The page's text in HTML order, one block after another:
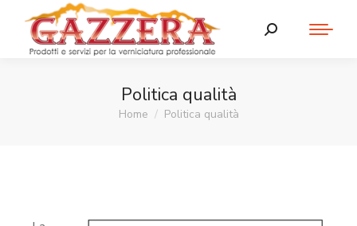
Politica qualità
Tu sei qui:
Home Politica qualità